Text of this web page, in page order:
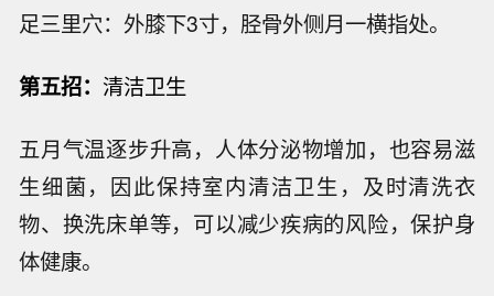
足三里穴：外膝下3寸，胫骨外侧月一横指处。
第五招： 清洁卫生
五月气温逐步升高，人体分泌物增加，也容易滋
生细菌，因此保持室内清洁卫生，及时清洗衣
物、换洗床单等，可以减少疾病的风险，保护身
体健康。